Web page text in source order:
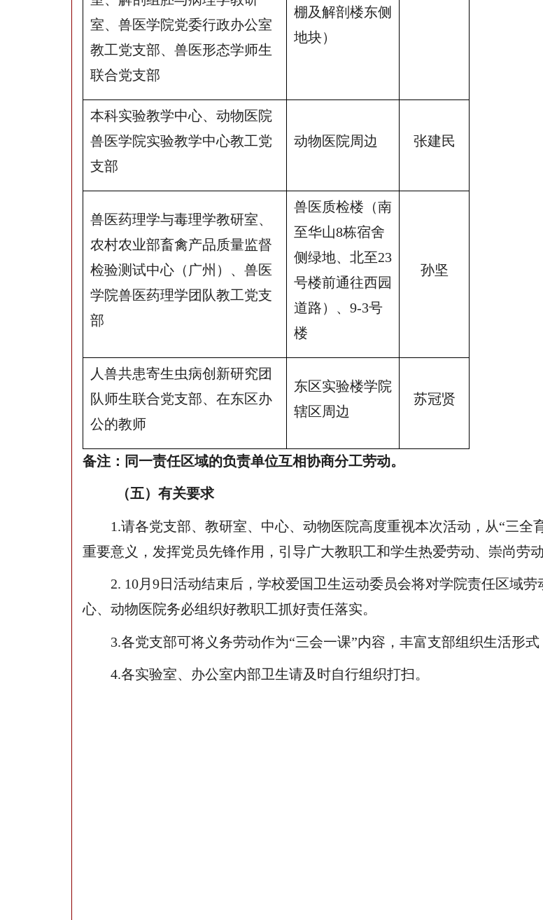
室、兽医学院党委行政办公室
教工党支部、兽医形态学师生
联合党支部
棚及解剖楼东侧
地块）
本科实验教学中心、动物医院
兽医学院实验教学中心教工党
支部
动物医院周边 张建民
兽医药理学与毒理学教研室、
农村农业部畜禽产品质量监督
检验测试中心（广州）、兽医
学院兽医药理学团队教工党支
部
兽医质检楼（南
至华山8栋宿舍
侧绿地、北至23
号楼前通往西园
道路）、9-3号
楼
孙坚
人兽共患寄生虫病创新研究团
队师生联合党支部、在东区办
公的教师
东区实验楼学院
辖区周边
苏冠贤
备注：同一责任区域的负责单位互相协商分工劳动。
（五）有关要求
1.请各党支部、教研室、中心、动物医院高度重视本次活动，从“三全
重要意义，发挥党员先锋作用，引导广大教职工和学生热爱劳动、崇尚劳动
2. 10月9日活动结束后，学校爱国卫生运动委员会将对学院责任区域
心、动物医院务必组织好教职工抓好责任落实。
3.各党支部可将义务劳动作为“三会一课”内容，丰富支部组织生活形式
4.各实验室、办公室内部卫生请及时自行组织打扫。